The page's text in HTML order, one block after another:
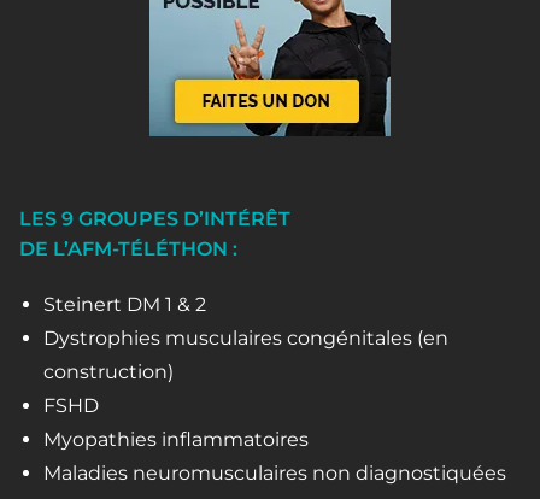
LES 9 GROUPES D’INTÉRÊT
DE L’AFM-TÉLÉTHON :
Steinert DM 1 & 2
Dystrophies musculaires congénitales (en
construction)
FSHD
Myopathies inflammatoires
Maladies neuromusculaires non diagnostiquées